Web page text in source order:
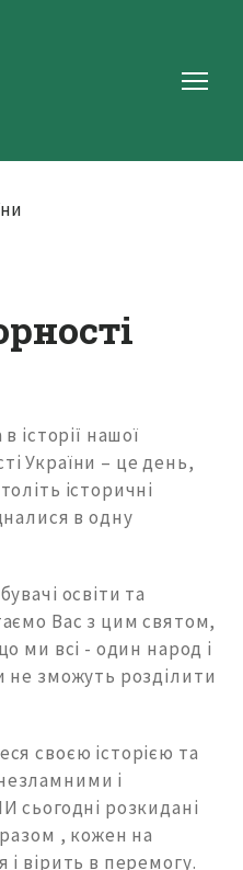
історії нашої
України – це день,
історичні
в одну
освіти та
Вас з цим святом,
ми всі - один народ і
не зможуть розділити
своєю історією та
і
сьогодні розкидані
, кожен на
вірить в перемогу.